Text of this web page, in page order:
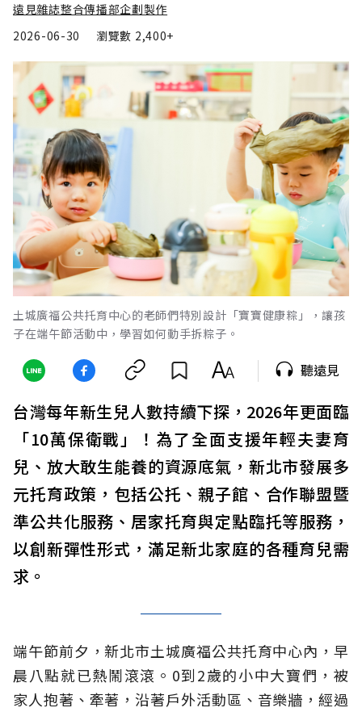
遠見雜誌整合傳播部企劃製作
2026-06-30
瀏覽數 2,400+
土城廣福公共托育中心的老師們特別設計「寶寶健康粽」，讓孩
子在端午節活動中，學習如何動手拆粽子。
聽遠見
台灣每年新生兒人數持續下探，2026年更面臨
「10萬保衛戰」！為了全面支援年輕夫妻育
兒、放大敢生能養的資源底氣，新北市發展多
元托育政策，包括公托、親子館、合作聯盟暨
準公共化服務、居家托育與定點臨托等服務，
以創新彈性形式，滿足新北家庭的各種育兒需
求。
端午節前夕，新北市土城廣福公共托育中心內，早
晨八點就已熱鬧滾滾。0到2歲的小中大寶們，被
家人抱著、牽著，沿著戶外活動區、音樂牆，經過